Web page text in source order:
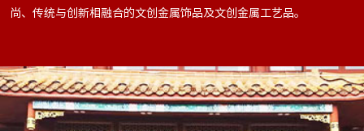
尚、传统与创新相融合的文创金属饰品及文创金属工艺品。